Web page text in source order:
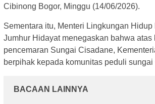
Cibinong Bogor, Minggu (14/06/2026).
Sementara itu, Menteri Lingkungan Hidup
Jumhur Hidayat menegaskan bahwa atas
pencemaran Sungai Cisadane,
berpihak kepada komunitas peduli
BACAAN LAINNYA